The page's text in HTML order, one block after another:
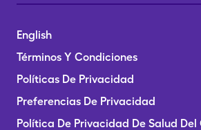
English
Términos Y Condiciones
Políticas De Privacidad
Preferencias De Privacidad
Política De Privacidad De Salud Del